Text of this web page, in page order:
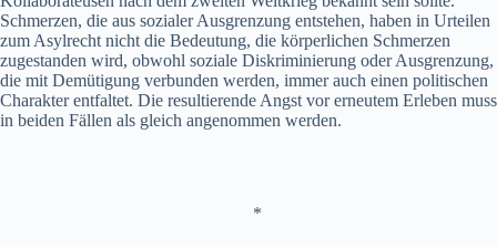
Schmerzen, die aus sozialer Ausgrenzung entstehen, haben in Urteilen
zum Asylrecht nicht die Bedeutung, die körperlichen Schmerzen
zugestanden wird, obwohl soziale Diskriminierung oder Ausgrenzung,
die mit Demütigung verbunden werden, immer auch einen politischen
Charakter entfaltet. Die resultierende Angst vor erneutem Erleben muss
in beiden Fällen als gleich angenommen werden.
*